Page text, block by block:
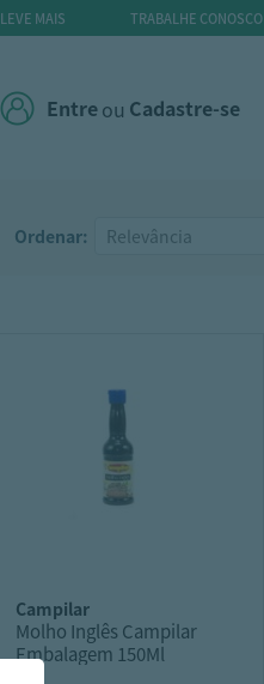
LEVE MAIS TRABALHE CONOSCO
Entreou Cadastre-se
Ordenar:
campilar
Molho Inglês Campilar
Embalagem 150Ml